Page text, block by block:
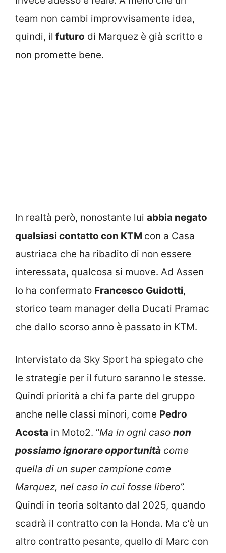
team non cambi improvvisamente idea,
quindi, il futuro di Marquez è già scritto e
non promette bene.
In realtà però, nonostante lui abbia negato
qualsiasi contatto con KTM con a Casa
austriaca che ha ribadito di non essere
interessata, qualcosa si muove. Ad Assen
lo ha confermato Francesco Guidotti,
storico team manager della Ducati Pramac
che dallo scorso anno è passato in KTM.
Intervistato da Sky Sport ha spiegato che
le strategie per il futuro saranno le stesse.
Quindi priorità a chi fa parte del gruppo
anche nelle classi minori, come Pedro
Acosta in Moto2. “Ma in ogni caso non
possiamo ignorare opportunità come
quella di un super campione come
Marquez, nel caso in cui fosse libero”.
Quindi in teoria soltanto dal 2025, quando
scadrà il contratto con la Honda. Ma c’è un
altro contratto pesante, quello di Marc con